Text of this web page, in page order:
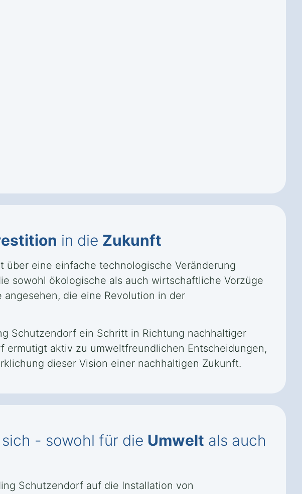
in die Zukunft
über eine einfache technologische Veränderung
sowohl ökologische als auch wirtschaftliche Vorzüge
die eine Revolution in der
Schutzendorf ein Schritt in Richtung nachhaltiger
ermutigt aktiv zu umweltfreundlichen Entscheidungen,
dieser Vision einer nachhaltigen Zukunft.
- sowohl für die Umwelt als auch
Schutzendorf auf die Installation von